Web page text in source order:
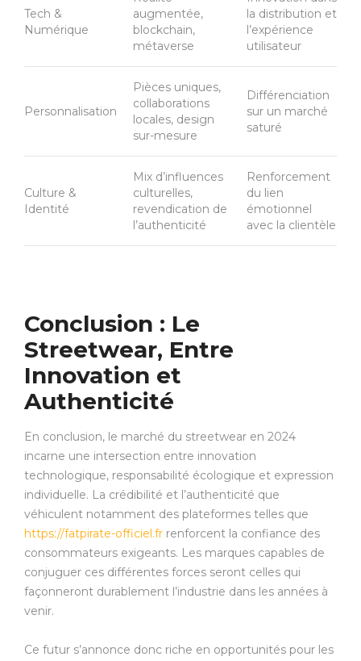
Tech &
Numérique
augmentée,
blockchain,
métaverse
la distribution et
l’expérience
utilisateur
Personnalisation
Pièces uniques,
collaborations
locales, design
sur-mesure
Différenciation
sur un marché
saturé
Culture &
Identité
Mix d’influences
culturelles,
revendication de
l’authenticité
Renforcement
du lien
émotionnel
avec la clientèle
Conclusion : Le
Streetwear, Entre
Innovation et
Authenticité
En conclusion, le marché du streetwear en 2024
incarne une intersection entre innovation
technologique, responsabilité écologique et expression
individuelle. La crédibilité et l’authenticité que
véhiculent notamment des plateformes telles que
https://fatpirate-officiel.fr renforcent la confiance des
consommateurs exigeants. Les marques capables de
conjuguer ces différentes forces seront celles qui
façonneront durablement l’industrie dans les années à
venir.
Ce futur s’annonce donc riche en opportunités pour les